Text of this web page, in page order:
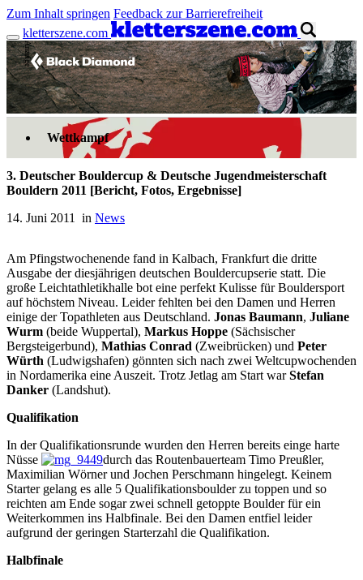
Zum Inhalt springen Feedback zur Barrierefreiheit
kletterszene.com
Anzeige
3. Deutscher Bouldercup & Deutsche Jugendmeisterschaft
Bouldern 2011 [Bericht, Fotos, Ergebnisse]
14. Juni 2011 in News
Wettkampf
Am Pfingstwochenende fand in Kalbach, Frankfurt die dritte
Ausgabe der diesjährigen deutschen Bouldercupserie statt. Die
große Leichtathletikhalle bot eine perfekt Kulisse für Bouldersport
auf höchstem Niveau. Leider fehlten bei den Damen und Herren
einige der Topathleten aus Deutschland. Jonas Baumann, Juliane
Wurm (beide Wuppertal), Markus Hoppe (Sächsischer
Bergsteigerbund), Mathias Conrad (Zweibrücken) und Peter
Würth (Ludwigshafen) gönnten sich nach zwei Weltcupwochenden
in Nordamerika eine Auszeit. Trotz Jetlag am Start warStefan
Danker (Landshut).
Qualifikation
In der Qualifikationsrunde wurden den Herren bereits einge harte
Nüsse
durch das Routenbauerteam Timo Preußler,
Maximilian Wörner und Jochen Perschmann hingelegt. Keinem
Starter gelang es alle 5 Qualifikationsboulder zu toppen und so
reichten am Ende sogar zwei schnell getoppte Boulder für ein
Weiterkommen ins Halbfinale. Bei den Damen entfiel leider
aufgrund der geringen Starterzahl die Qualifikation.
Halbfinale